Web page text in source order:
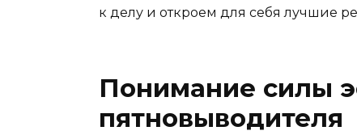
к делу и откроем для себя лучшие
Понимание силы
пятновыводителя